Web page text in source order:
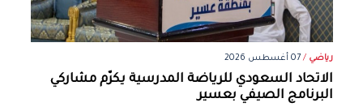
رياضي /07 أغسطس 2026
الاتحاد السعودي للرياضة المدرسية يكرّم مشاركي
البرنامج الصيفي بعسير